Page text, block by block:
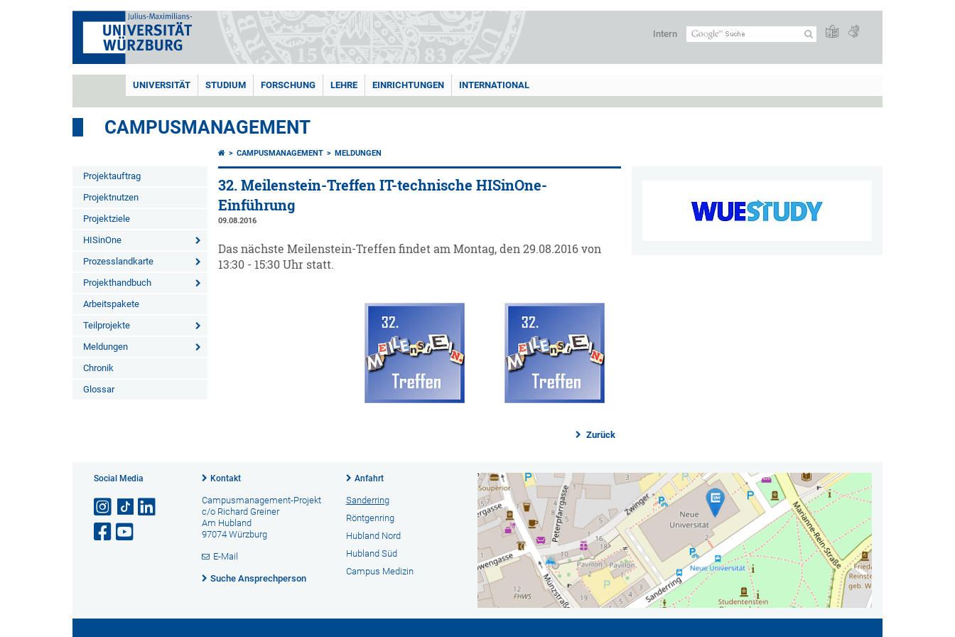
Intern
UNIVERSITÄT STUDIUM FORSCHUNG LEHRE EINRICHTUNGEN INTERNATIONAL
CAMPUSMANAGEMENT
Projektauftrag
Projektnutzen
Projektziele
HISinOne
Prozesslandkarte
Projekthandbuch
Arbeitspakete
Teilprojekte
Meldungen
Chronik
Glossar
CAMPUSMANAGEMENT MELDUNGEN
32. Meilenstein-Treffen IT-technische HISinOne-
Einführung
09.08.2016
Das nächste Meilenstein-Treffen findet am Montag, den 29.08.2016 von
13:30 - 15:30 Uhr statt.
Zurück
Social Media Kontakt
Campusmanagement-Projekt
c/o Richard Greiner
Am Hubland
97074 Würzburg
E-Mail
Suche Ansprechperson
Anfahrt
Sanderring
Röntgenring
Hubland Nord
Hubland Süd
Campus Medizin